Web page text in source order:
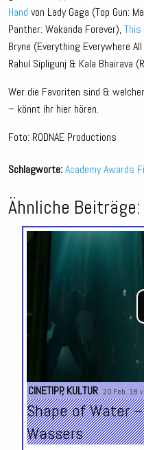
Hand von Lady Gaga (Top Gun:
Panther: Wakanda Forever), This
Bryne (Everything Everywhere
Rahul Sipligunj & Kala Bhairava
Wer die Favoriten sind &
– könnt ihr hier hören.
Foto: RODNAE Productions
Schlagworte:Academy Awards
Ähnliche Beiträge:
CINETIPP,KULTUR 20.Feb. 18
Shape of Water
Wassers